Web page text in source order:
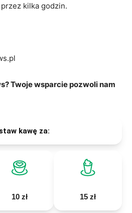
kilka godzin.
Twoje wsparcie pozwoli nam
kawę za:
10 zł 15 zł